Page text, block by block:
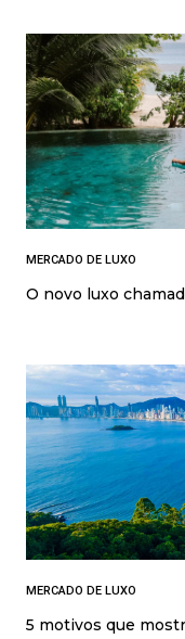
MERCADO DE LUXO
O novo luxo
MERCADO DE LUXO
5 motivos que